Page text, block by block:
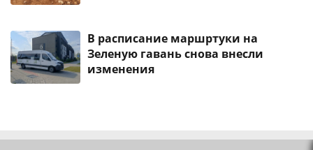
В расписание маршртуки на
Зеленую гавань снова внесли
изменения